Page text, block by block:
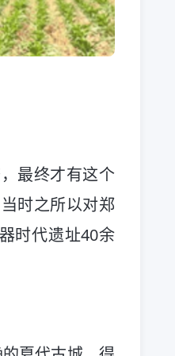
最终才有这个
时之所以对郑
时代遗址40余